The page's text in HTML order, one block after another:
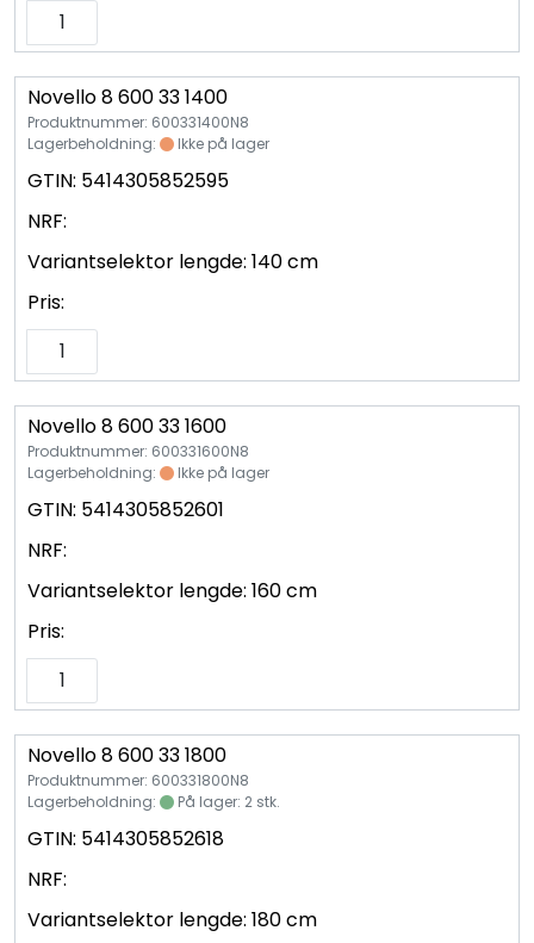
Novello 8 600 33 1400
Produktnummer: 600331400N8
Lagerbeholdning:
Ikke på lager
GTIN: 5414305852595
NRF:
Variantselektor lengde: 140 cm
Pris:
Novello 8 600 33 1600
Produktnummer: 600331600N8
Lagerbeholdning:
Ikke på lager
GTIN: 5414305852601
NRF:
Variantselektor lengde: 160 cm
Pris:
Novello 8 600 33 1800
Produktnummer: 600331800N8
Lagerbeholdning:
På lager: 2 stk.
GTIN: 5414305852618
NRF:
Variantselektor lengde: 180 cm